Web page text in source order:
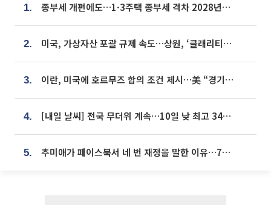
1. 종부세 개편에도…1·3주택 종부세 격차 2028년부터 확대
2. 미국, 가상자산 포괄 규제 속도…상원, ‘클래리티법’ 9월 절차투표 추진
3. 이란, 미국에 호르무즈 합의 조건 제시…美 “경기 아직 안 끝나” [종합]
4. [내일 날씨] 전국 무더위 계속…10일 낮 최고 34도 육박
5. 추미애가 페이스북서 네 번 재정을 말한 이유…7700억 추경 열쇠는 도의회에